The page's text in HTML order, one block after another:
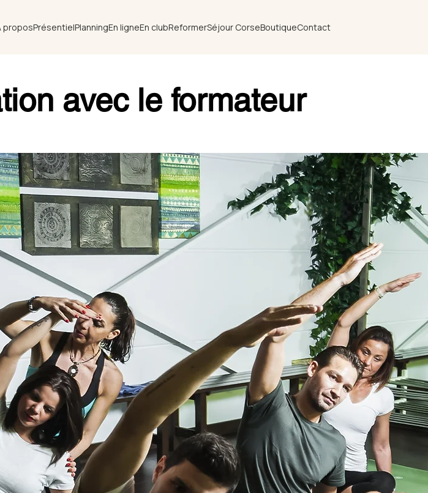
proposPrésentielPlanningEn ligneEn clubReformerSéjour CorseBoutiqueContact
avec le formateur